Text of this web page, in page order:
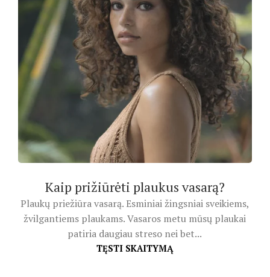
Kaip prižiūrėti plaukus vasarą?
Plaukų priežiūra vasarą. Esminiai žingsniai sveikiems,
žvilgantiems plaukams. Vasaros metu mūsų plaukai
patiria daugiau streso nei bet...
TĘSTI SKAITYMĄ